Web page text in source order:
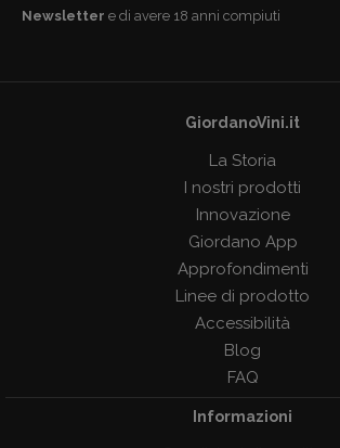
Newsletter e di avere 18 anni compiuti
GiordanoVini.it
La Storia
I nostri prodotti
Innovazione
Giordano App
Approfondimenti
Linee di prodotto
Accessibilità
Blog
FAQ
Informazioni